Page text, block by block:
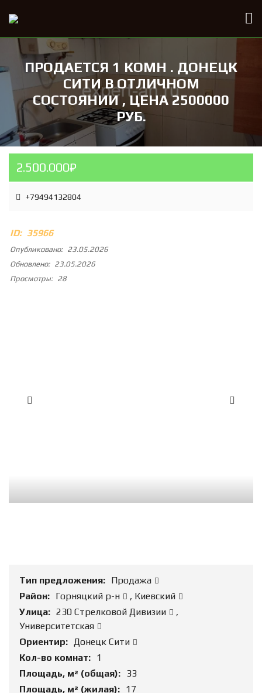
ПРОДАЕТСЯ 1 КОМН . ДОНЕЦК
СИТИ В ОТЛИЧНОМ
СОСТОЯНИИ , ЦЕНА 2500000
РУБ.
2.500.000₽
+79494132804
ID: 35966
Опубликовано: 23.05.2026
Обновлено: 23.05.2026
Просмотры: 28
Тип предложения: Продажа
Район: Горняцкий р-н , Киевский
Улица: 230 Стрелковой Дивизии
,
Университетская
Ориентир: Донецк Сити
Кол-во комнат: 1
Площадь, м² (общая): 33
Площадь, м² (жилая): 17